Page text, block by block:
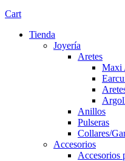
Cart
Tienda
Joyería
Aretes
Maxi
Anillos
Pulseras
Collares/
Accesorios
Accesorios